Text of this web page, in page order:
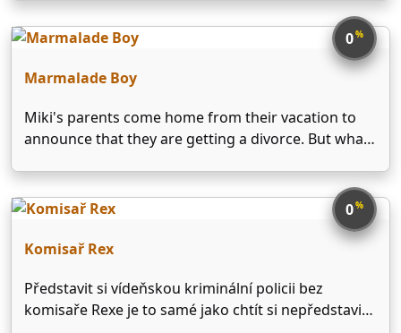
producentem Michaelem Crichtonem. Poprvé se na
televizních obrazovkách objevil 19. září 1994 na
americké televizní stanici NBC. Příběh se odehrává
převážně na pohotovostním oddělení …
0%
Marmalade Boy
Miki's parents come home from their vacation to
announce that they are getting a divorce. But what
partners with another couple! And to top things off,
this other couple has a handsome …
0%
Komisař Rex
Představit si vídeňskou kriminální policii bez
komisaře Rexe je to samé jako chtít si nepředstavit